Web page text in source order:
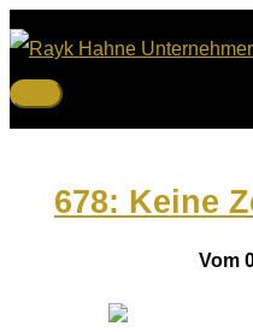
Zum
Inhalt
springen
Hauptmenü
678: Keine
Vom